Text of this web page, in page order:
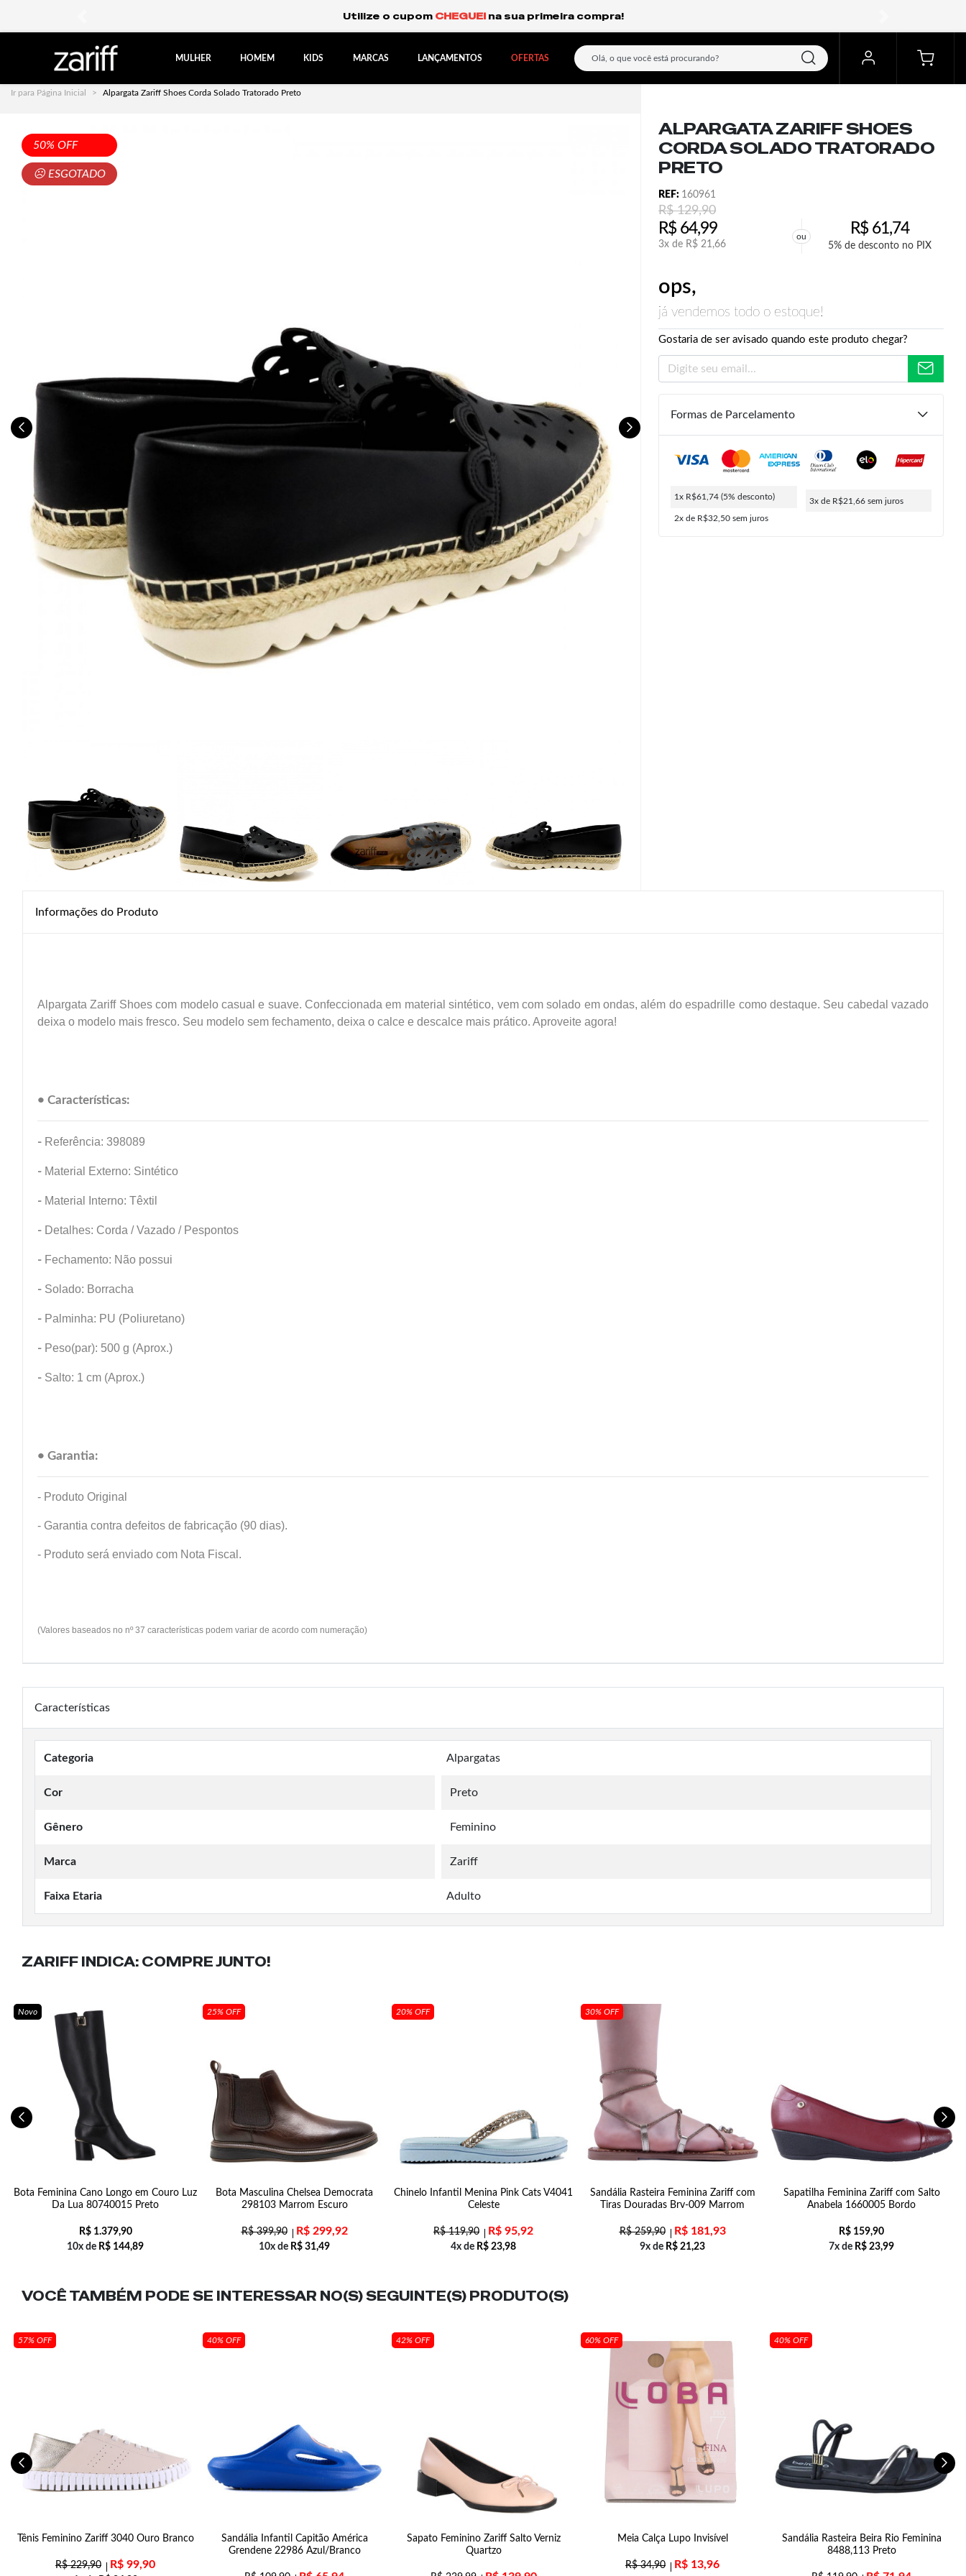
Frete Grátis Expresso para o Sul e São Paulo.
MULHER HOMEM KIDS MARCAS LANÇAMENTOS OFERTAS
Ir para Página Inicial Alpargata Zariff Shoes Corda Solado Tratorado Preto
50% OFF
☹ ESGOTADO
ALPARGATA ZARIFF SHOES
CORDA SOLADO TRATORADO
PRETO
REF: 160961
R$129,90
R$64,99
3x de R$ 21,66
ou R$61,74
5% de desconto no PIX
ops,
já vendemos todo o estoque!
Gostaria de ser avisado quando este produto chegar?
R$64,99 R$61,74
Formas de Parcelamento
1x R$61,74 (5% desconto)
2x de R$32,50 sem juros
3x de R$21,66 sem juros
Informações do Produto
Alpargata Zariff Shoes com modelo casual e suave. Confeccionada em material sintético, vem com solado em ondas, além do espadrille como destaque. Seu cabedal vazado
deixa o modelo mais fresco. Seu modelo sem fechamento, deixa o calce e descalce mais prático. Aproveite agora!
• Características:
- Referência: 398089
- Material Externo: Sintético
- Material Interno: Têxtil
- Detalhes: Corda / Vazado / Pespontos
- Fechamento: Não possui
- Solado: Borracha
- Palminha: PU (Poliuretano)
- Peso(par): 500 g (Aprox.)
- Salto: 1 cm (Aprox.)
• Garantia:
- Produto Original
- Garantia contra defeitos de fabricação (90 dias).
- Produto será enviado com Nota Fiscal.
(Valores baseados no nº 37 características podem variar de acordo com numeração)
Características
Categoria Alpargatas
Cor Preto
Gênero Feminino
Marca Zariff
Faixa Etaria Adulto
ZARIFF INDICA: COMPRE JUNTO!
Novo
Bota Feminina Cano Longo em Couro Luz
Da Lua 80740015 Preto
R$1.379,90
10x de R$ 144,89
25% OFF
Bota Masculina Chelsea Democrata
298103 Marrom Escuro
R$399,90 R$299,92
10x de R$ 31,49
20% OFF
Chinelo Infantil Menina Pink Cats V4041
Celeste
R$119,90 R$ 95,92
4x de R$ 23,98
30% OFF
Sandália Rasteira Feminina Zariff com
Tiras Douradas Brv-009 Marrom
R$259,90 R$181,93
9x de R$ 21,23
Sapatilha Feminina Zariff com Salto
Anabela 1660005 Bordo
R$ 159,90
7x de R$ 23,99
VOCÊ TAMBÉM PODE SE INTERESSAR NO(S) SEGUINTE(S) PRODUTO(S)
57% OFF
Tênis Feminino Zariff 3040 Ouro Branco
R$229,90 R$ 99,90
40% OFF
Sandália Infantil Capitão América
Grendene 22986 Azul/Branco
42% OFF
Sapato Feminino Zariff Salto Verniz
Quartzo
60% OFF
Meia Calça Lupo Invisível
R$34,90 R$ 13,96
40% OFF
Sandália Rasteira Beira Rio Feminina
8488,113 Preto